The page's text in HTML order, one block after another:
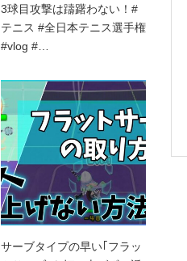
3球目攻撃は躊躇わない！#
テニス #全日本テニス選手権
#vlog #…
サーブタイプの早い｢フラッ